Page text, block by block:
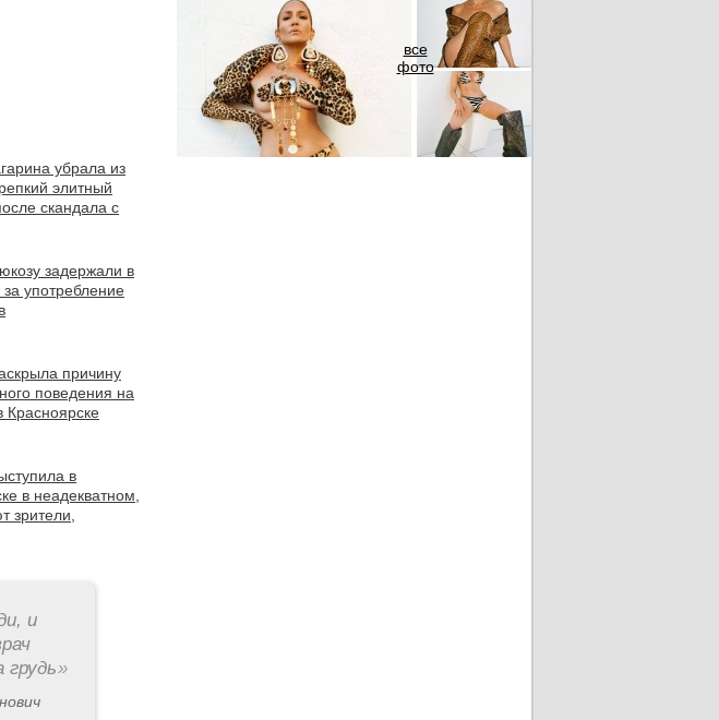
убрала из
элитный
скандала с
задержали в
за употребление
причину
поведения на
Красноярске
в
в неадекватном,
зрители,
и
грудь»
все
фото